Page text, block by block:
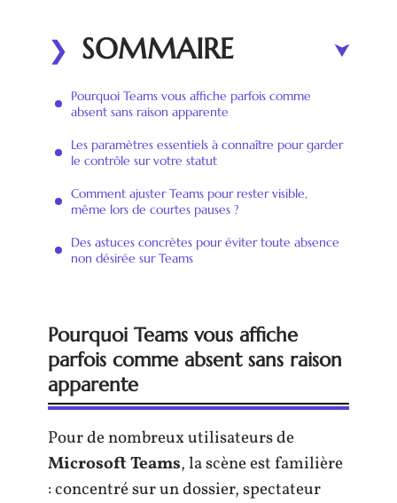
SOMMAIRE
Pourquoi Teams vous affiche parfois comme
absent sans raison apparente
Les paramètres essentiels à connaître pour garder
le contrôle sur votre statut
Comment ajuster Teams pour rester visible,
même lors de courtes pauses ?
Des astuces concrètes pour éviter toute absence
non désirée sur Teams
Pourquoi Teams vous affiche
parfois comme absent sans raison
apparente
Pour de nombreux utilisateurs de
Microsoft Teams, la scène est familière
: concentré sur un dossier, spectateur